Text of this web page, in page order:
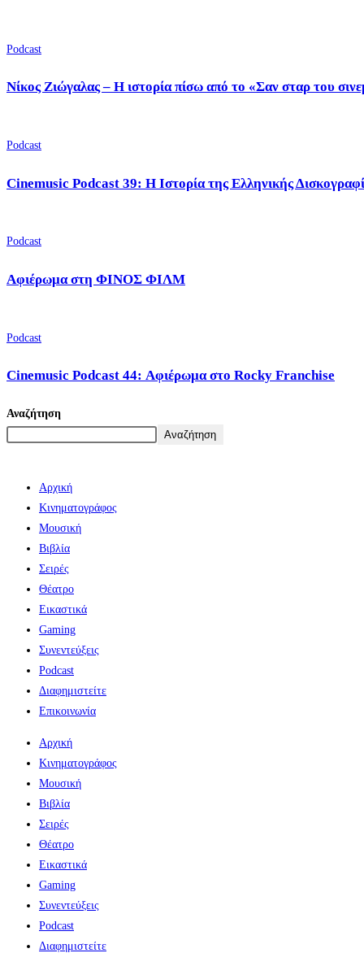
Podcast
Νίκος Ζιώγαλας – Η ιστορία πίσω από το «Σαν σταρ του
Podcast
Cinemusic Podcast 39: Η Ιστορία της Ελληνικής
Podcast
Αφιέρωμα στη ΦΙΝΟΣ ΦΙΛΜ
Podcast
Cinemusic Podcast 44: Αφιέρωμα στο Rocky Franchise
Αναζήτηση
Αναζήτηση
Αρχική
Κινηματογράφος
Μουσική
Βιβλία
Σειρές
Θέατρο
Εικαστικά
Gaming
Συνεντεύξεις
Podcast
Διαφημιστείτε
Επικοινωνία
Αρχική
Κινηματογράφος
Μουσική
Βιβλία
Σειρές
Θέατρο
Εικαστικά
Gaming
Συνεντεύξεις
Podcast
Διαφημιστείτε